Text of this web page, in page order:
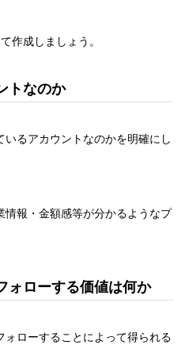
作成しましょう。
トなのか
いるアカウントなのかを明確にし
報・金額感等が分かるようなプ
ローする価値は何か
ローすることによって得られる